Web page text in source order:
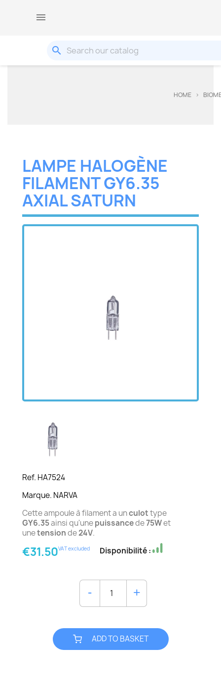

search
HOME
LAMPE HALOGÈNE
FILAMENT GY6.35
AXIAL SATURN
Ref. HA7524
Marque. NARVA
Cette ampoule à filament a unculottype
GY6.35ainsi qu'unepuissancede75Wet
unetensionde24V.
€31.50VAT excluded Disponibilité :
ADD TO BASKET